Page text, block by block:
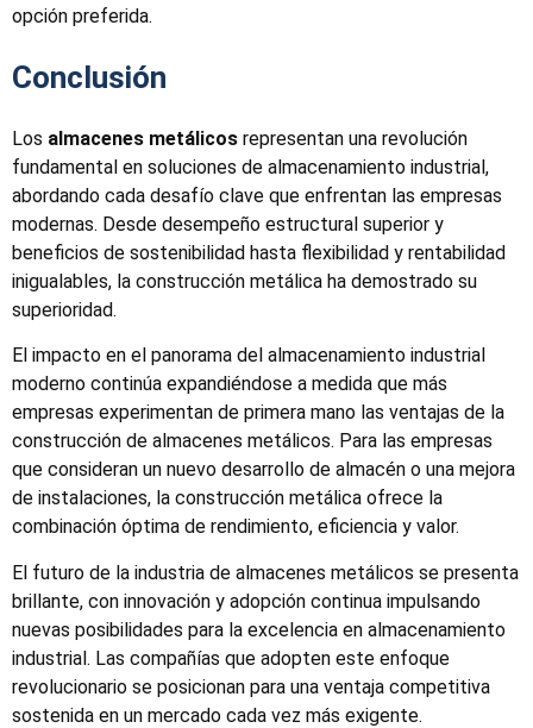
opción preferida.
Conclusión
Los almacenes metálicos representan una revolución
fundamental en soluciones de almacenamiento industrial,
abordando cada desafío clave que enfrentan las empresas
modernas. Desde desempeño estructural superior y
beneficios de sostenibilidad hasta flexibilidad y rentabilidad
inigualables, la construcción metálica ha demostrado su
superioridad.
El impacto en el panorama del almacenamiento industrial
moderno continúa expandiéndose a medida que más
empresas experimentan de primera mano las ventajas de la
construcción de almacenes metálicos. Para las empresas
que consideran un nuevo desarrollo de almacén o una mejora
de instalaciones, la construcción metálica ofrece la
combinación óptima de rendimiento, eficiencia y valor.
El futuro de la industria de almacenes metálicos se presenta
brillante, con innovación y adopción continua impulsando
nuevas posibilidades para la excelencia en almacenamiento
industrial. Las compañías que adopten este enfoque
revolucionario se posicionan para una ventaja competitiva
sostenida en un mercado cada vez más exigente.